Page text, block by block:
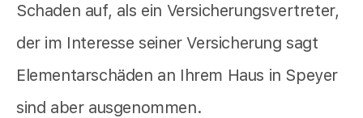
Schaden auf, als ein Versicherungsvertreter,
der im Interesse seiner Versicherung sagt
Elementarschäden an Ihrem Haus in Speyer
sind aber ausgenommen.